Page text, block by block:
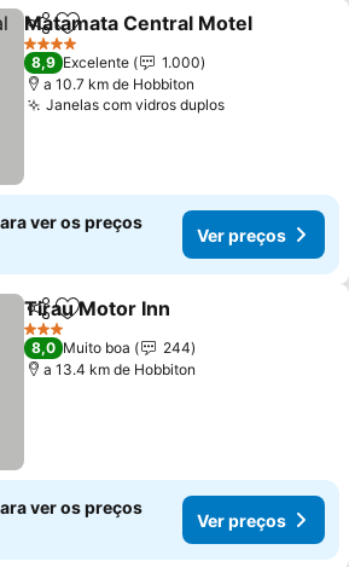
PartilharAdicionar aos favoritos
Matamata Central Motel
4 Estrelas
8,9 Excelente
1.000
a 10.7 km de Hobbiton
Janelas com vidros duplosVer preços
ver os preços
Ver preços
PartilharAdicionar aos favoritos
Tirau Motor Inn
3 Estrelas
8,0 Muito boa
244
a 13.4 km de Hobbiton
ver os preços
Ver preços